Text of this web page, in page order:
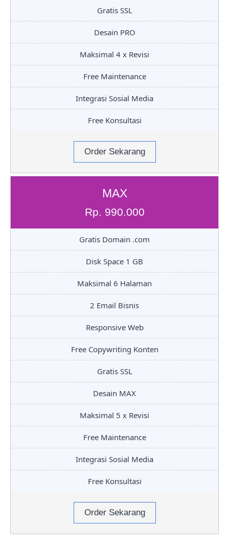
Gratis SSL
Desain PRO
Maksimal 4 x Revisi
Free Maintenance
Integrasi Sosial Media
Free Konsultasi
Order Sekarang
MAX
Rp. 990.000
Gratis Domain .com
Disk Space 1 GB
Maksimal 6 Halaman
2 Email Bisnis
Responsive Web
Free Copywriting Konten
Gratis SSL
Desain MAX
Maksimal 5 x Revisi
Free Maintenance
Integrasi Sosial Media
Free Konsultasi
Order Sekarang